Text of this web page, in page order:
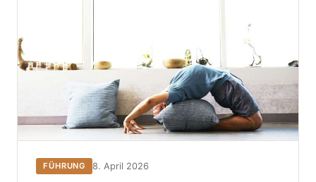
FÜHRUNG 8. April 2026